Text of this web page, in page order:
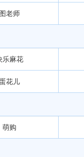
图老师
乐麻花
花儿
萌购